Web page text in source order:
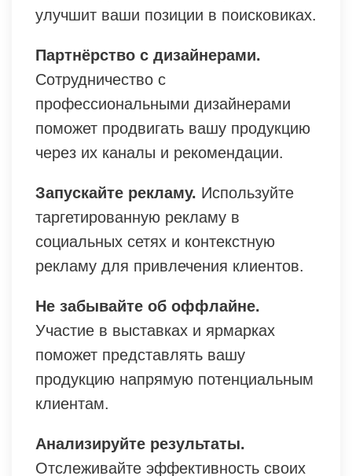
улучшит ваши позиции в поисковиках.
Партнёрство с дизайнерами.
Сотрудничество с
профессиональными дизайнерами
поможет продвигать вашу продукцию
через их каналы и рекомендации.
Запускайте рекламу. Используйте
таргетированную рекламу в
социальных сетях и контекстную
рекламу для привлечения клиентов.
Не забывайте об оффлайне.
Участие в выставках и ярмарках
поможет представлять вашу
продукцию напрямую потенциальным
клиентам.
Анализируйте результаты.
Отслеживайте эффективность своих